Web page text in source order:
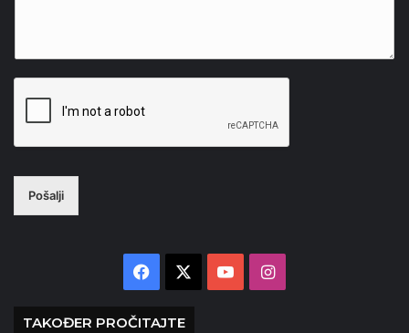
Pošalji
Facebook YouTubeInstagram
TAKOĐER PROČITAJTE